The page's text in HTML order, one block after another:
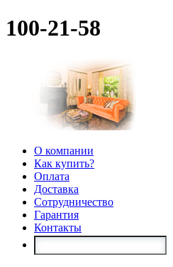
100-21-58
О компании
Как купить?
Оплата
Доставка
Сотрудничество
Гарантия
Контакты